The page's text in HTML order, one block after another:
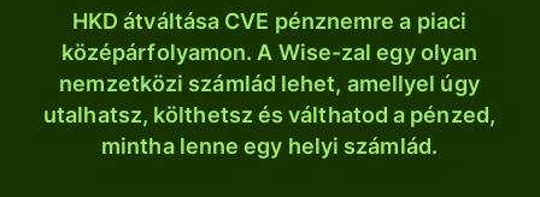
HKD átváltása CVE pénznemre a piaci
középárfolyamon. A Wise-zal egy olyan
nemzetközi számlád lehet, amellyel úgy
utalhatsz, költhetsz és válthatod a pénzed,
mintha lenne egy helyi számlád.